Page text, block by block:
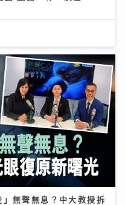
」無聲無息？中大教授拆